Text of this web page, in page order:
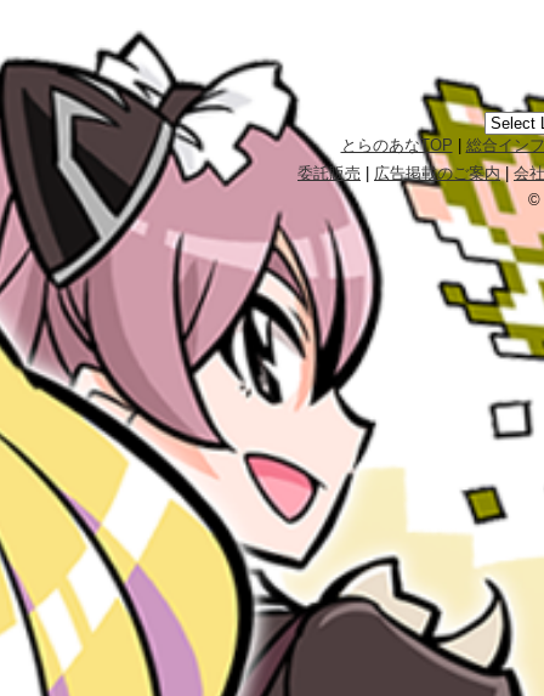
とらのあなTOP
総合イン
委託販売
広告掲載のご案内|会
©